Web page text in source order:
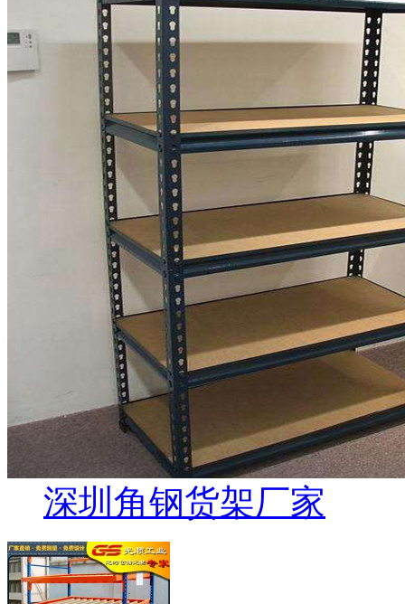
深圳角钢货架厂家